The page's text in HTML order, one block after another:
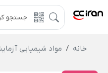
خانه مواد شیمیایی